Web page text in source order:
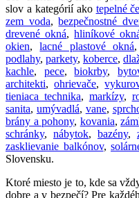
slov a kategórií ako tepelné
zem voda,bezpečnostné
drevené okná,hliníkové
okien,lacné plastové okná,
podlahy, parkety, koberce,
kachle, pece,biokrby,
architekti,ohrievače,
tieniaca technika, markízy,
sanita, umývadlá, vane,
brány a pohony, kovania,
schránky, nábytok, bazény,
zasklievanie balkónov,
Slovensku.
Ktoré miesto je to, kde sa
dobre a v bezpečí? Pre